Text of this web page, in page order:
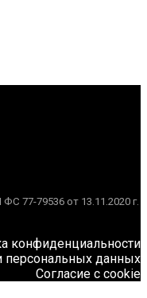
77-79536 от 13.11.2020 г.
конфиденциальности
персональных данных
Согласие с cookie